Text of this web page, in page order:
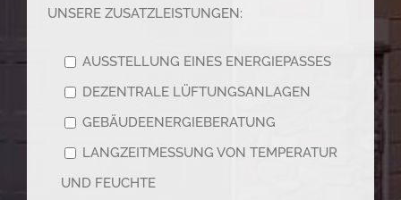
UNSERE ZUSATZLEISTUNGEN:
AUSSTELLUNG EINES ENERGIEPASSES
DEZENTRALE LÜFTUNGSANLAGEN
GEBÄUDEENERGIEBERATUNG
LANGZEITMESSUNG VON TEMPERATUR
UND FEUCHTE